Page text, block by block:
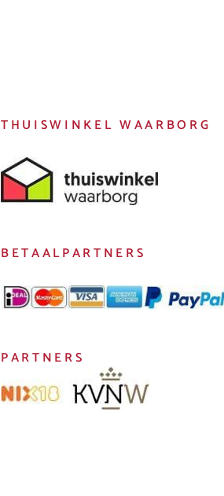
THUISWINKEL WAARBORG
BETAALPARTNERS
PARTNERS